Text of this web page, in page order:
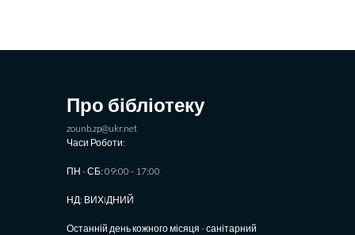
Про бібліотеку
zounb.zp@ukr.net
Часи Роботи:
ПН - СБ: 09:00 - 17:00
НД: ВИХIДНИЙ
Останній день кожного місяця - санітарний